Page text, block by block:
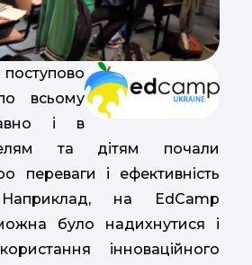
всьому
і в
та дітям почали
переваги і ефективність
Наприклад, на EdCamp
було надихнутися і
інноваційного